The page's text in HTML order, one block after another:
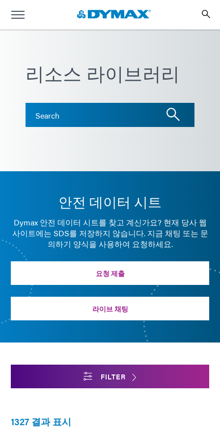
리소스 라이브러리
안전 데이터 시트
Dymax 안전 데이터 시트를 찾고 계신가요? 현재 당사 웹
사이트에는 SDS를 저장하지 않습니다. 지금 채팅 또는 문
의하기 양식을 사용하여 요청하세요.
요청 제출
라이브 채팅
FILTER
1327 결과 표시